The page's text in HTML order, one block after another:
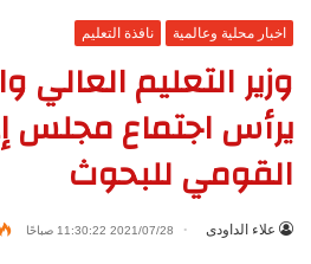
اخبار محلية وعالمية نافذة التعليم
وزير التعليم
يرأس اجتماع مجلس
القومي للبحوث
علاء الداودى 2021/07/28 11:30:22 صباحًا